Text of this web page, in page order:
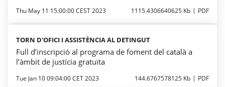
Thu May 11 15:00:00 CEST 2023 1115.4306640625 Kb PDF
TORN D'OFICI I ASSISTÈNCIA AL DETINGUT
Full d’inscripció al programa de foment del català a
l’àmbit de justícia gratuïta
Tue Jan 10 09:04:00 CET 2023 144.6767578125 Kb PDF